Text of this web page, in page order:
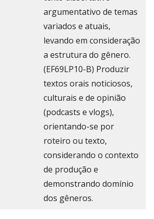
argumentativo de temas
variados e atuais,
levando em consideração
a estrutura do gênero.
(EF69LP10-B) Produzir
textos orais noticiosos,
culturais e de opinião
(podcasts e vlogs),
orientando-se por
roteiro ou texto,
considerando o contexto
de produção e
demonstrando domínio
dos gêneros.